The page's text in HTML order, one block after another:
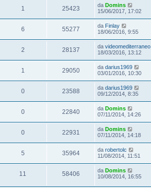
1 25423 da Domins
15/06/2017, 17:02
6 55277 da Finlay
18/06/2016, 9:55
2 28137 da videomediterraneo
18/03/2016, 13:12
1 29050 da darius1969
03/01/2016, 10:30
0 23588 da darius1969
09/12/2014, 8:35
0 22840 da Domins
07/11/2014, 14:26
0 22931 da Domins
07/11/2014, 14:18
5 35964 da robertolc
11/08/2014, 11:51
11 58406 da Domins
10/08/2014, 16:55